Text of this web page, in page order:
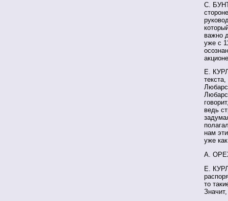
С.
важно
уже с
Е.
ведь
нам
уже
А.
Е.
то